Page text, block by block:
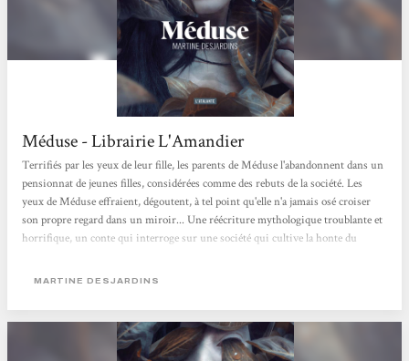
Méduse - Librairie L'Amandier
Terrifiés par les yeux de leur fille, les parents de Méduse l'abandonnent dans un
pensionnat de jeunes filles, considérées comme des rebuts de la société. Les
yeux de Méduse effraient, dégoutent, à tel point qu'elle n'a jamais osé croiser
son propre regard dans un miroir... Une réécriture mythologique troublante et
horrifique, un conte qui interroge sur une société qui cultive la honte du
MARTINE DESJARDINS